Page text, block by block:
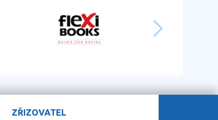
ZŘIZOVATEL